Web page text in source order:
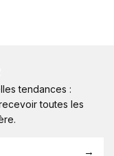
tendances :
toutes les